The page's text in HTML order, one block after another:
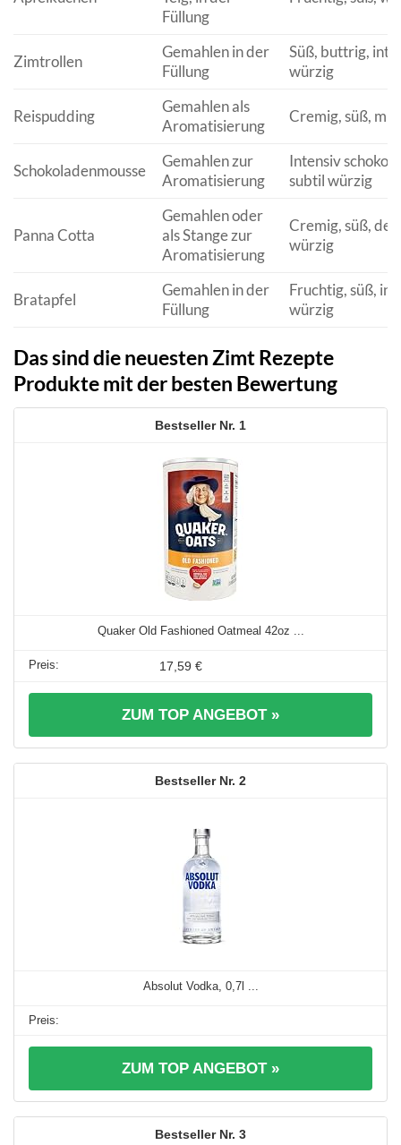
Füllung
Zimtrollen
Gemahlen in der
Füllung
Süß, buttrig,
würzig
Reispudding
Gemahlen als
Aromatisierung
Cremig, süß,
Schokoladenmousse
Gemahlen zur
Aromatisierung
Intensiv
subtil würzig
Panna Cotta
Gemahlen oder
als Stange zur
Aromatisierung
Cremig, süß,
würzig
Bratapfel
Gemahlen in der
Füllung
Fruchtig, süß,
würzig
Das sind die neuesten Zimt Rezepte
Produkte mit der besten Bewertung
1
Quaker Old Fashioned Oatmeal 42oz ...
17,59 €
ZUM TOP ANGEBOT »
2
Absolut Vodka, 0,7l ...
ZUM TOP ANGEBOT »
3